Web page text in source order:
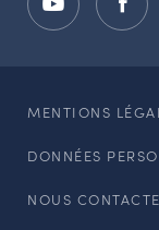
MENTIONS
DONNÉES
NOUS